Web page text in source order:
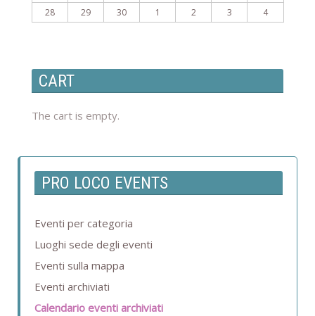
28
29 30 1 2 3 4
CART
The cart is empty.
PRO LOCO EVENTS
Eventi per categoria
Luoghi sede degli eventi
Eventi sulla mappa
Eventi archiviati
Calendario eventi archiviati